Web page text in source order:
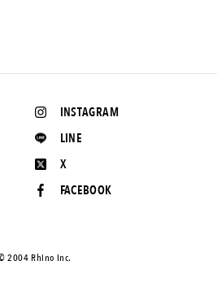
INSTAGRAM
LINE
X
FACEBOOK
2004 Rhino Inc.